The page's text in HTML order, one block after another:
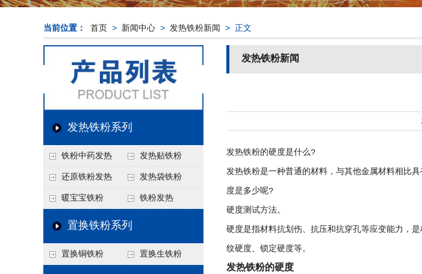
当前位置： 首页 > 新闻中心 > 发热铁粉新闻 > 正文
发热铁粉系列
铁粉中药发热 发热贴铁粉
还原铁粉发热 发热袋铁粉
暖宝宝铁粉 铁粉发热
置换铁粉系列
置换铜铁粉 置换生铁粉
发热铁粉新闻
发热铁粉的硬度是什么?
发热铁粉是一种普通的材料，与其他金属材料相比
度是多少呢?
硬度测试方法。
硬度是指材料抗划伤、抗压和抗穿孔等应变能力，
纹硬度、锁定硬度等。
发热铁粉的硬度